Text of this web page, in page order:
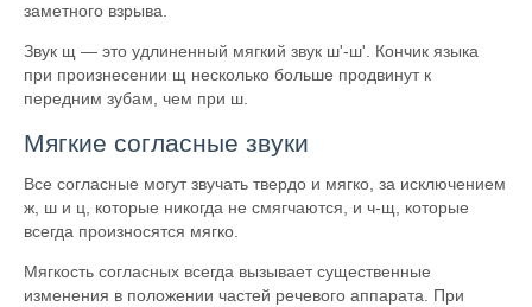
заметного взрыва.
Звук щ — это удлиненный мягкий звук ш'-ш'. Кончик языка
при произнесении щ несколько больше продвинут к
передним зубам, чем при ш.
Мягкие согласные звуки
Все согласные могут звучать твердо и мягко, за исключением
ж, ш и ц, которые никогда не смягчаются, и ч-щ, которые
всегда произносятся мягко.
Мягкость согласных всегда вызывает существенные
изменения в положении частей речевого аппарата. При